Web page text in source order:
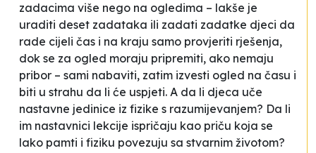
zadacima više nego na ogledima – lakše je
uraditi deset zadataka ili zadati zadatke djeci da
rade cijeli čas i na kraju samo provjeriti rješenja,
dok se za ogled moraju pripremiti, ako nemaju
pribor – sami nabaviti, zatim izvesti ogled na času i
biti u strahu da li će uspjeti. A da li djeca uče
nastavne jedinice iz fizike s razumijevanjem? Da li
im nastavnici lekcije ispričaju kao priču koja se
lako pamti i fiziku povezuju sa stvarnim životom?